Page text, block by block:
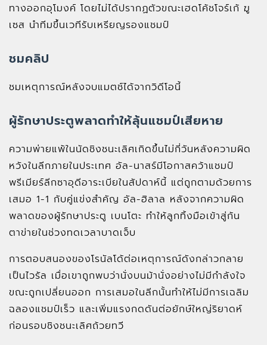
ทางออกอุโมงค์ โดยไม่ได้ปรากฏตัวขณะเฮดโค้ชโจร์เก้ ฆู
เซส นำทีมขึ้นเวทีรับเหรียญรองแชมป์
ชมคลิป
ชมเหตุการณ์หลังจบแมตช์ได้จากวิดีโอนี้
ผู้รักษาประตูพลาดทำให้ลุ้นแชมป์เสียหาย
ความพ่ายแพ้ในนัดชิงชนะเลิศเกิดขึ้นไม่กี่วันหลังความผิด
หวังในลีกภายในประเทศ อัล-นาสร์มีโอกาสคว้าแชมป์
พรีเมียร์ลีกซาอุดีอาระเบียในสัปดาห์นี้ แต่ถูกตามด้วยการ
เสมอ 1-1 กับคู่แข่งสำคัญ อัล-ฮิลาล หลังจากความผิด
พลาดของผู้รักษาประตู เบนโตะ ทำให้ลูกทิ้งมือเข้าสู่ก้น
ตาข่ายในช่วงทดเวลาบาดเจ็บ
การตอบสนองของโรนัลโด้ต่อเหตุการณ์ดังกล่าวกลาย
เป็นไวรัล เมื่อเขาถูกพบว่านั่งบนม้านั่งอย่างไม่มีกำลังใจ
ขณะถูกเปลี่ยนออก การเสมอในลีกนั้นทำให้ไม่มีการเฉลิม
ฉลองแชมป์เร็ว และเพิ่มแรงกดดันต่อยักษ์ใหญ่ริยาดห์
ก่อนรอบชิงชนะเลิศถ้วยทวี